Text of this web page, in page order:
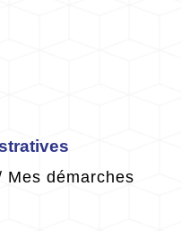
Mes démarches